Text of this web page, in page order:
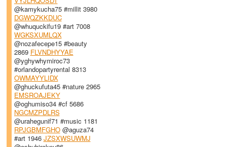
@kamykucha75 #millit 3980
DGWQZKKDUC
@whuquckifu19 #art 7008
WGKSXUMLQX
@nozafecepe15 #beauty
2869 FLVNDHYYAE
@yghywhymiroc73
#orlandopartyrental 8313
OWMAYYLIDX
@ghuckufuta45 #nature 2965
EMSROAJEKY
@oghumiso34 #cf 5686
NGCMZPDLRS
@urahegunif71 #music 1181
RPJGBMFGHO@aguza74
#art 1946 JZSXWSUWMJ